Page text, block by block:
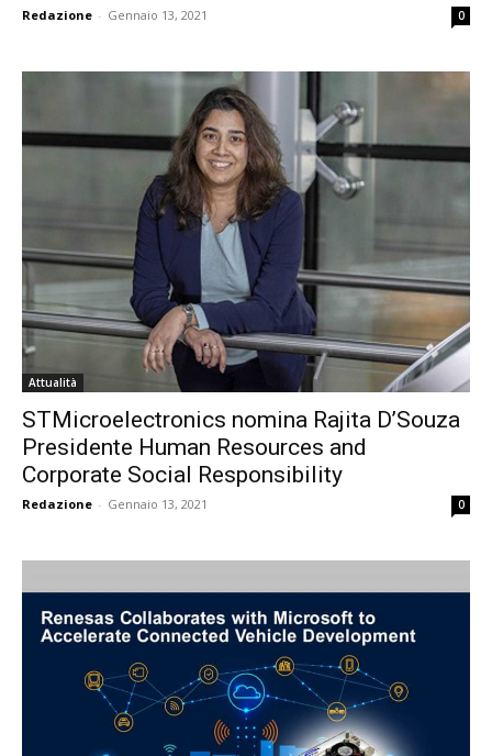
Redazione - Gennaio 13, 2021 0
Attualità
STMicroelectronics nomina Rajita D’Souza
Presidente Human Resources and
Corporate Social Responsibility
Redazione - Gennaio 13, 2021 0